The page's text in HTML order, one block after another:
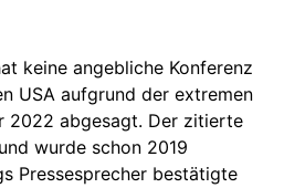
keine angebliche Konferenz
USA aufgrund der extremen
2022 abgesagt. Der zitierte
wurde schon 2019
Pressesprecher bestätigte